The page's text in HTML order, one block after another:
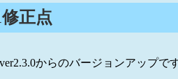
正点
からのバージョンアップです